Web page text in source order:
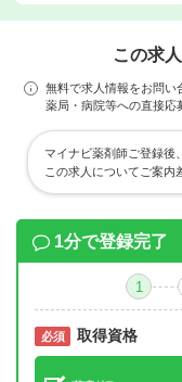
この求
無料で求人情報をお問い
薬局・病院等への直接応
マイナビ薬剤師ご登録後
この求人についてご案内
1分で登録完了
1
必須 取得資格